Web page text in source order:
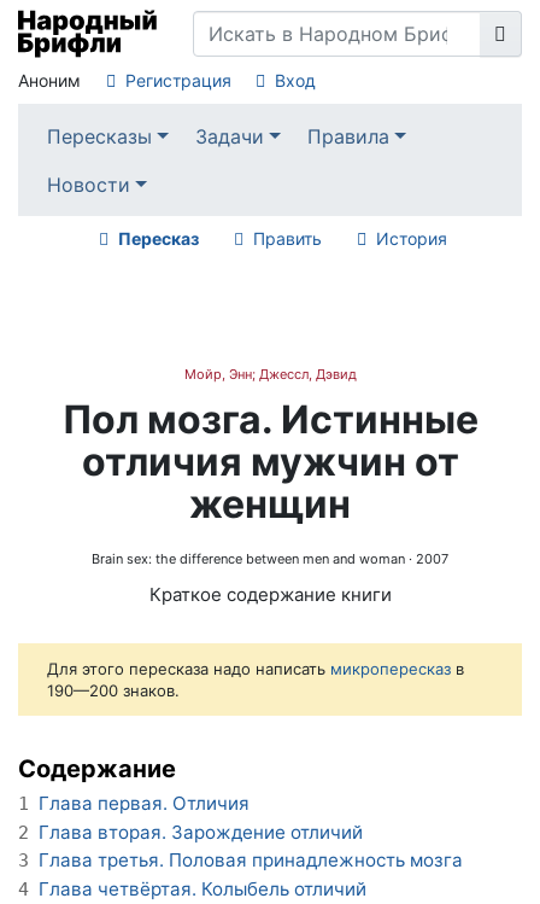
Аноним Регистрация Вход
Пересказы Задачи
Правила
Новости
Пересказ Править История
Мойр, Энн; Джессл, Дэвид
Пол мозга. Истинные
отличия мужчин от
женщин
Brain sex: the difference between men and woman · 2007
Краткое содержание книги
Для этого пересказа надо написать микропересказ в
190—200 знаков.
Содержание
1 Глава первая. Отличия
2 Глава вторая. Зарождение отличий
3 Глава третья. Половая принадлежность мозга
4 Глава четвёртая. Колыбель отличий